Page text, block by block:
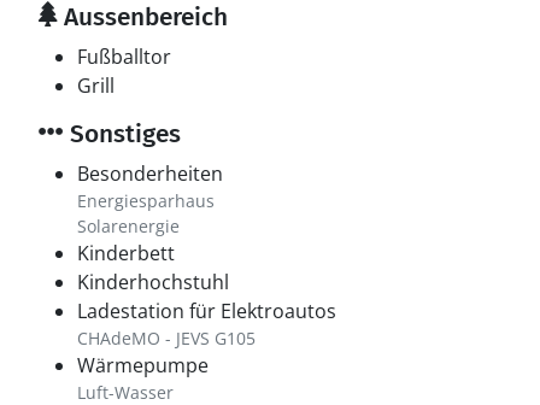
Aussenbereich
Fußballtor
Grill
Sonstiges
Besonderheiten
Energiesparhaus
Solarenergie
Kinderbett
Kinderhochstuhl
Ladestation für Elektroautos
CHAdeMO - JEVS G105
Wärmepumpe
Luft-Wasser